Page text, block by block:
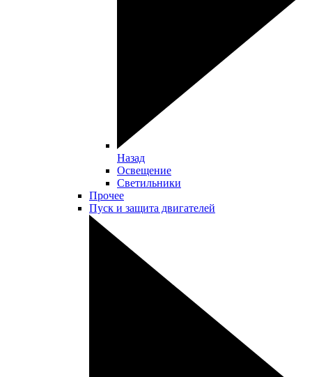
Назад
Освещение
Светильники
Прочее
Пуск и защита двигателей